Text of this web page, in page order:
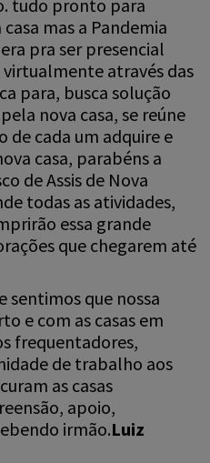
tudo pronto para
mas a Pandemia
pra ser presencial
através das
para, busca solução
nova casa, se reúne
de cada um adquire e
casa, parabéns a
de Assis de Nova
todas as atividades,
essa grande
que chegarem até
sentimos que nossa
e com as casas em
frequentadores,
de trabalho aos
as casas
apoio,
irmão.Luiz